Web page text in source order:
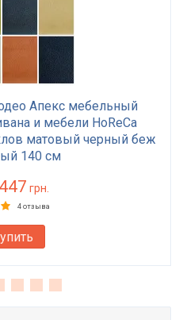
Апекс мебельный
и мебели HoReCa
матовый черный беж
140 см
447 грн.
4 отзыва